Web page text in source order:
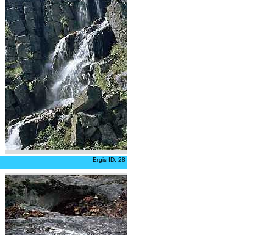
Ergis ID: 28